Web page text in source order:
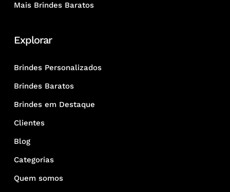
Mais Brindes Baratos
Explorar
Brindes Personalizados
Brindes Baratos
Brindes em Destaque
Clientes
Blog
Categorias
Quem somos